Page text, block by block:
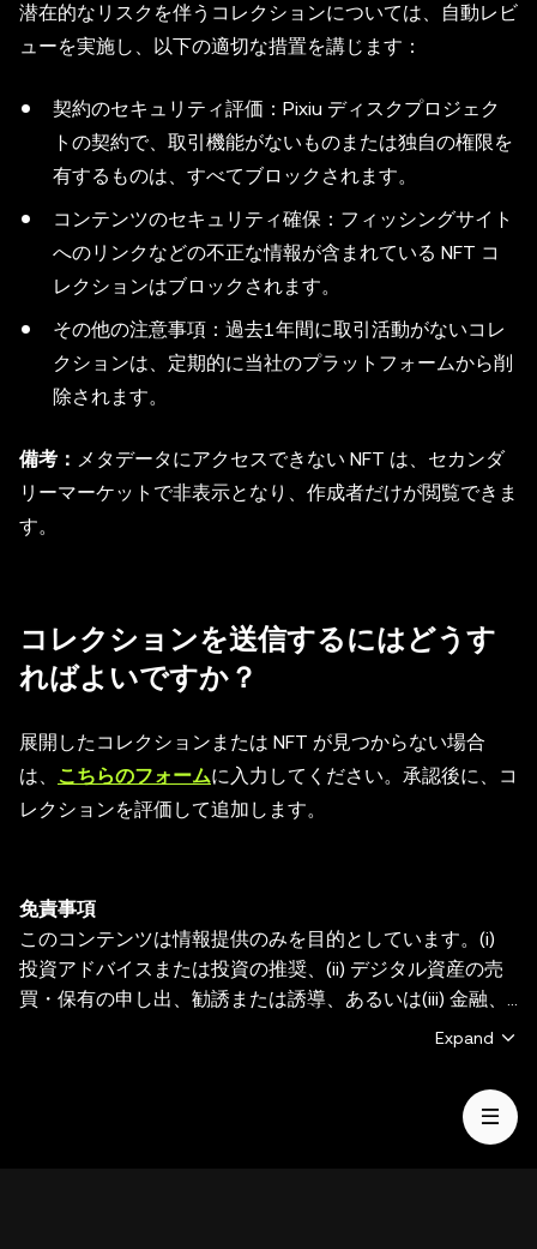
潜在的なリスクを伴うコレクションについては、自動レビ
ューを実施し、以下の適切な措置を講じます：
契約のセキュリティ評価：Pixiu ディスクプロジェク
トの契約で、取引機能がないものまたは独自の権限を
有するものは、すべてブロックされます。
コンテンツのセキュリティ確保：フィッシングサイト
へのリンクなどの不正な情報が含まれている NFT コ
レクションはブロックされます。
その他の注意事項：過去1年間に取引活動がないコレ
クションは、定期的に当社のプラットフォームから削
除されます。
備考： メタデータにアクセスできない NFT は、セカンダ
リーマーケットで非表示となり、作成者だけが閲覧できま
す。
コレクションを送信するにはどうす
ればよいですか？
展開したコレクションまたは NFT が見つからない場合
は、 こちらのフォームに入力してください。承認後に、コ
レクションを評価して追加します。
免責事項
このコンテンツは情報提供のみを目的としています。(i)
投資アドバイスまたは投資の推奨、(ii) デジタル資産の売
買・保有の申し出、勧誘または誘導、あるいは(iii) 金融、
会計、法務、または税務のアドバイスを提供するものでは
む）は、市場変動の影響を受け、高いリスクが伴い、価値
が失われる恐れもあります。デジタル資産の取引や保有が
ご自身に適しているかどうかについてのご質問は、法務・
Expand